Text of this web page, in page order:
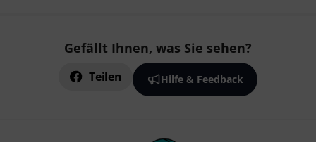
Gefällt Ihnen, was Sie sehen?
Teilen Hilfe & Feedback